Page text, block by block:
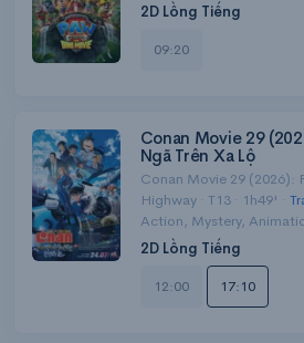
2D Lồng Tiếng
09:20
Conan Movie 29
Ngã Trên Xa Lộ
Conan Movie 29 (2026):
Highway · T13 · 1h49' ·
Action, Mystery,
2D Lồng Tiếng
12:00
17:10